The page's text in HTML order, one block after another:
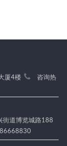
厦4楼
咨询热
街道博览城路188